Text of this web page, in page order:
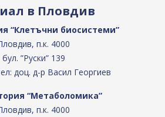
в Пловдив
“Клетъчни биосистеми”
п.к. 4000
бул. ”Руски” 139
доц. д-р Васил Георгиев
“Метаболомика”
п.к. 4000